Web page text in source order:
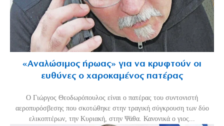
«Aναλώσιμος ήρωας» για να κρυφτούν οι
ευθύνες ο χαροκαμένος πατέρας
Ο Γιώργος Θεοδωρόπουλος είναι ο πατέρας του συντονιστή
αεροπυρόσβεσης που σκοτώθηκε στην τραγική σύγκρουση των δύο
ελικοπτέρων, την Κυριακή, στην Ψάθα. Κανονικά ο γιος...